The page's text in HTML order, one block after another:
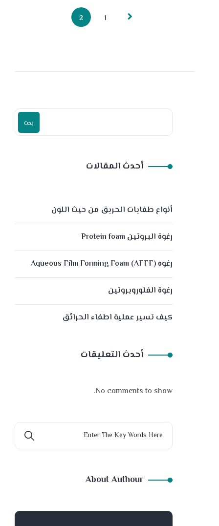
1
2
بحث
أحدث المقالات
أنواع طفايات الحريق من حيث اللون
رغوة البروتين Protein foam
رغوه (Aqueous Film Forming Foam (AFFF
رغوة الفلوروبروتين
كيف تسير عملية اطفاء الحرائق
أحدث التعليقات
No comments to show.
About Authour